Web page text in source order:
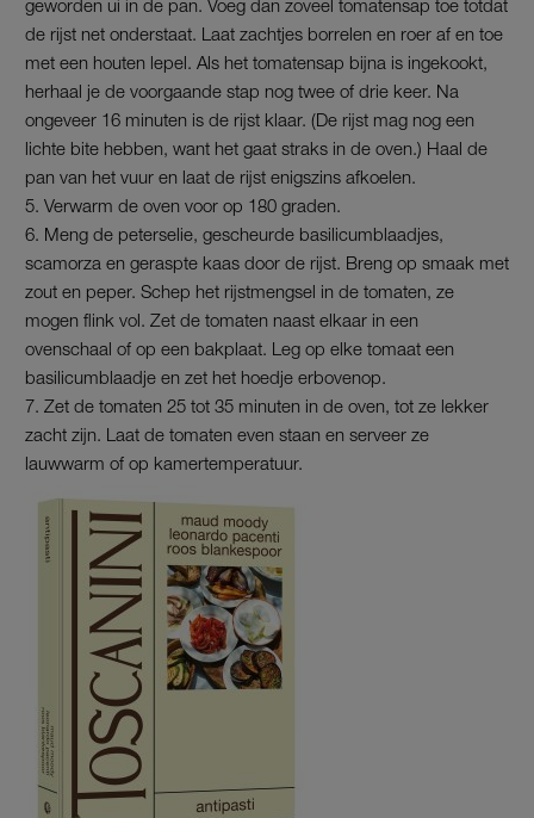
geworden ui in de pan. Voeg dan zoveel tomatensap toe totdat
de rijst net onderstaat. Laat zachtjes borrelen en roer af en toe
met een houten lepel. Als het tomatensap bijna is ingekookt,
herhaal je de voorgaande stap nog twee of drie keer. Na
ongeveer 16 minuten is de rijst klaar. (De rijst mag nog een
lichte bite hebben, want het gaat straks in de oven.) Haal de
pan van het vuur en laat de rijst enigszins afkoelen.
Verwarm de oven voor op 180 graden.
Meng de peterselie, gescheurde basilicumblaadjes,
scamorza en geraspte kaas door de rijst. Breng op smaak met
zout en peper. Schep het rijstmengsel in de tomaten, ze
mogen flink vol. Zet de tomaten naast elkaar in een
ovenschaal of op een bakplaat. Leg op elke tomaat een
basilicumblaadje en zet het hoedje erbovenop.
Zet de tomaten 25 tot 35 minuten in de oven, tot ze lekker
zacht zijn. Laat de tomaten even staan en serveer ze
lauwwarm of op kamertemperatuur.